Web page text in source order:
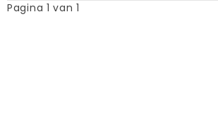
Pagina 1 van 1